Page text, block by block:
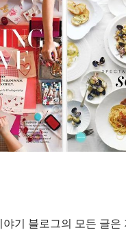
기 블 로그의 모든 글은